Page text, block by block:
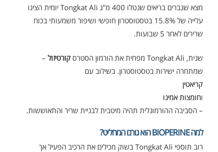
מצא שגברים בריאים שנטלו 400 מ"ג Tongkat Ali יומית הציגו
עלייה של 15.8% בטסטוסטרון חופשי ושיפור משמעותי בכוח
שרירים לאחר 5 שבועות.
שנית, Tongkat Ali מפחית את הורמון הסטרס קורטיזול –
שמתחרה ישירות בטסטוסטרון. בשילוב עם
קריאטין
וחומצות אמינו
– הסביבה ההורמונלית תהיה מיטבית לבניית שריר והתאוששות.
למה BIOPERINE הוא גורם המחליט?
רוב תוספי Tongkat Ali בשוק מכילים את הרכיב הפעיל אך